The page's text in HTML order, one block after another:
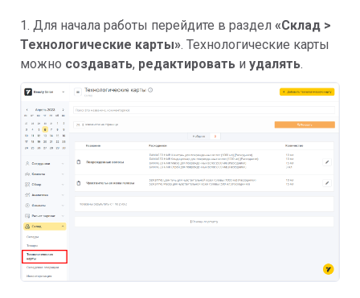
1. Для начала работы перейдите в раздел «Склад >
Технологические карты». Технологические карты
можно создавать, редактировать и удалять.